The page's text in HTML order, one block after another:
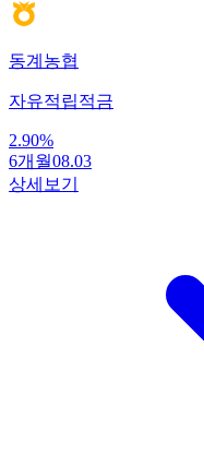
동계농협
자유적립적금
2.90%
6개월08.03
상세보기